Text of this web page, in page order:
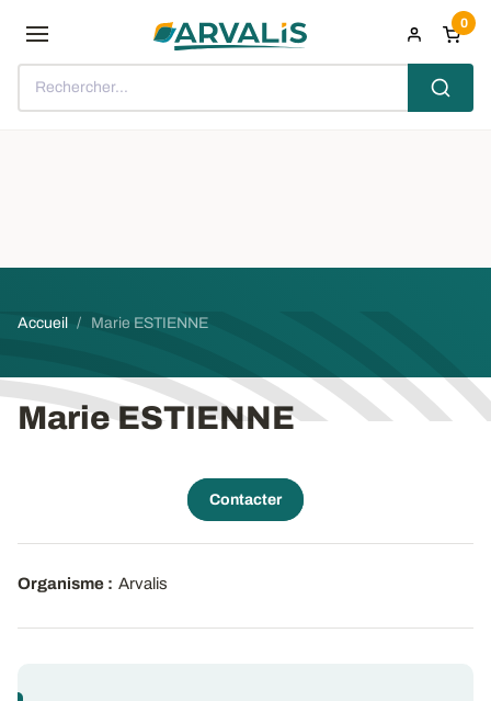
Rechercher...
0
Fil d'Ariane
Accueil Marie ESTIENNE
Marie ESTIENNE
Contacter
Organisme : Arvalis